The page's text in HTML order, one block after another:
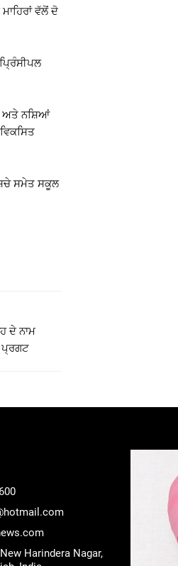
ਵੱਲੋਂ ਦੋ
ਅਤੇ ਨਸ਼ਿਆਂ
ਸਮੇਤ ਸਕੂਲ
ਦੇ ਨਾਮ
ਪ੍ਰਗਟ
Harindera Nagar,